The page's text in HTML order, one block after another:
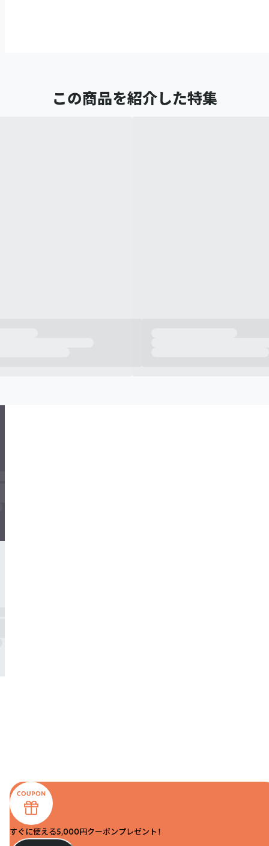
この商品を紹介した特集
すぐに使える5,000円クーポンプレゼント！